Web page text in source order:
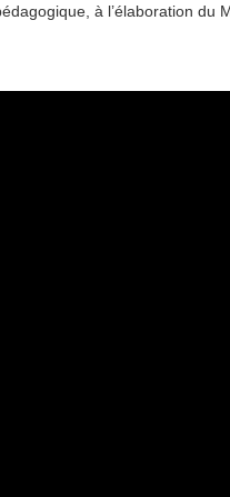
à l’élaboration du